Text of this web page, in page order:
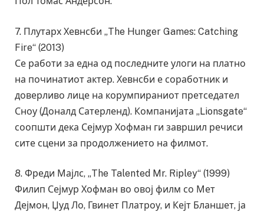
7. Плутарх Хевнсби „The Hunger Games: Catching
Fire“ (2013)
Се работи за една од последните улоги на платно
на починатиот актер. Хевнсби е соработник и
доверливо лице на корумпираниот претседател
Сноу (Доналд Сатерленд). Компанијата „Lionsgate“
соопшти дека Сејмур Хофман ги завршил речиси
сите сцени за продолжението на филмот.
8. Фреди Мајлс, „The Talented Mr. Ripley“ (1999)
Филип Сејмур Хофман во овој филм со Мет
Дејмон, Џуд Ло, Гвинет Платроу, и Кејт Бланшет, ја